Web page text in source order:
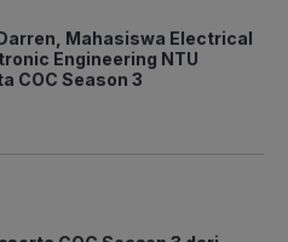
Mahasiswa Electrical
Engineering NTU
COC Season 3